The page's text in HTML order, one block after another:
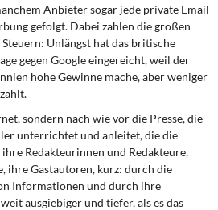
Anbieter sogar jede private Email
gefolgt. Dabei zahlen die großen
Unlängst hat das britische
gegen Google eingereicht, weil der
hohe Gewinne mache, aber weniger
sondern nach wie vor die Presse, die
unterrichtet und anleitet, die die
Redakteurinnen und Redakteure,
ihre Gastautoren, kurz: durch die
Informationen und durch ihre
ausgiebiger und tiefer, als es das